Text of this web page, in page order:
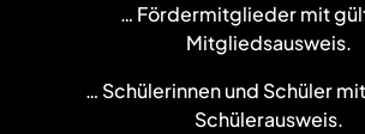
… Fördermitglieder mit
Mitgliedsausweis.
… Schülerinnen und Schüler
Schülerausweis.